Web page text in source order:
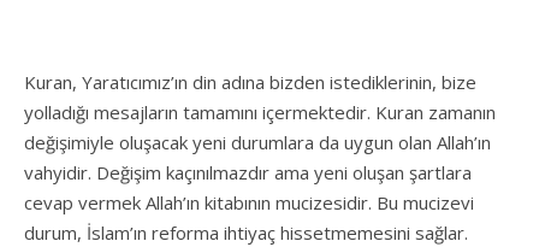
Kuran, Yaratıcımız’ın din adına bizden istediklerinin, bize
yolladığı mesajların tamamını içermektedir. Kuran zamanın
değişimiyle oluşacak yeni durumlara da uygun olan Allah’ın
vahyidir. Değişim kaçınılmazdır ama yeni oluşan şartlara
cevap vermek Allah’ın kitabının mucizesidir. Bu mucizevi
durum, İslam’ın reforma ihtiyaç hissetmemesini sağlar.